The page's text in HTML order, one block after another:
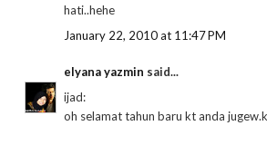
hati..hehe
January 22, 2010 at 11:47 PM
elyana yazmin said...
ijad:
oh selamat tahun baru kt anda